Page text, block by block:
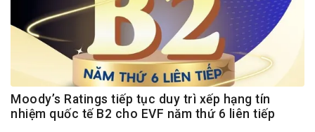
Moody’s Ratings tiếp tục duy trì xếp hạng tín
nhiệm quốc tế B2 cho EVF năm thứ 6 liên tiếp